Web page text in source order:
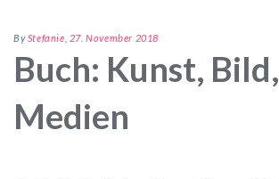
ByStefanie 27. November 2018
Buch: Kunst, Bild,
Medien